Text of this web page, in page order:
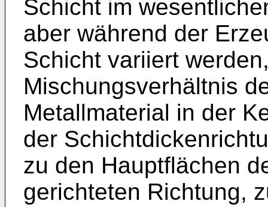
Schicht im
aber während der
Schicht variiert
Mischungsverhältnis
Metallmaterial in der
der
zu den Hauptflächen
gerichteten Richtung,